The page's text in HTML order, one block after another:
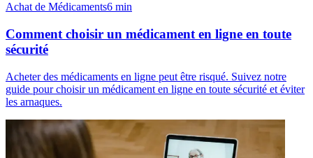
Achat de Médicaments6 min
Comment choisir un médicament en ligne en toute
sécurité
Acheter des médicaments en ligne peut être risqué. Suivez notre
guide pour choisir un médicament en ligne en toute sécurité et éviter
les arnaques.